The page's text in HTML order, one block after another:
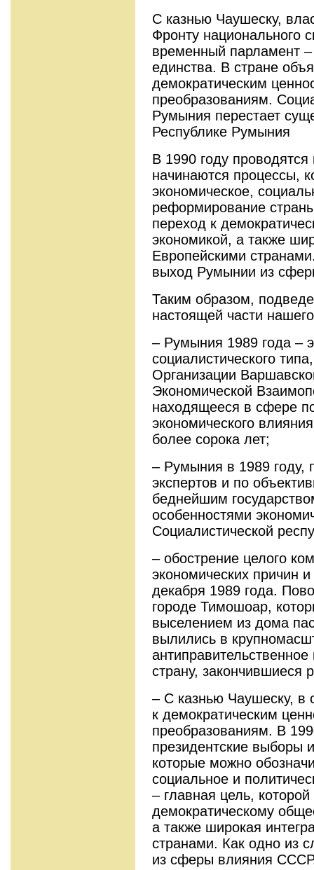
С казнью Чаушеску,
Фронту национального
временный парламент
единства. В стране
демократическим
преобразованиям.
Румыния перестает
Республике Румыния
В 1990 году
начинаются процессы,
экономическое,
реформирование
переход к
экономикой, а также
Европейскими
выход Румынии из
Таким образом,
настоящей части
– Румыния 1989 года –
социалистического
Организации
Экономической
находящееся в сфере
экономического
более сорока лет;
– Румыния в 1989 году,
экспертов и по
беднейшим
особенностями
Социалистической
– обострение целого
экономических причин
декабря 1989 года.
городе Тимошоар,
выселением из дома
вылились в
страну, закончившиеся
– С казнью Чаушеску, в
к демократическим
преобразованиям. В
президентские выборы
которые можно
социальное и
– главная цель,
демократическому
а также широкая
странами. Как одно из
из сферы влияния